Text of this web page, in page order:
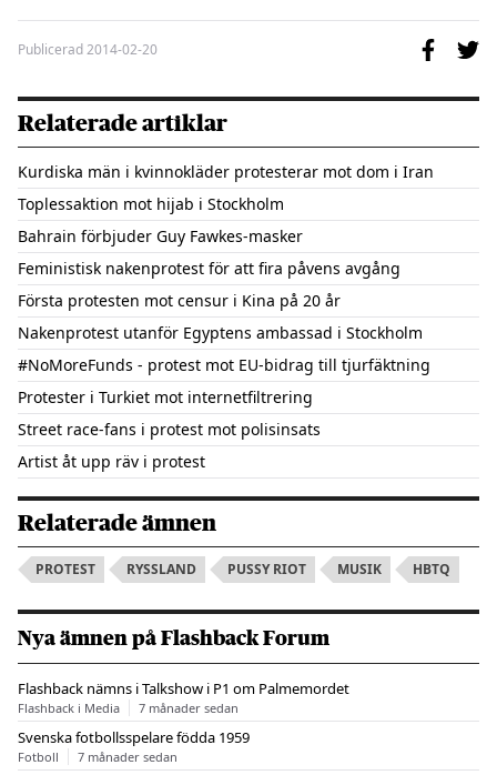
Publicerad2014-02-20
Relaterade artiklar
Kurdiska män i kvinnokläder protesterar mot dom i Iran
Toplessaktion mot hijab i Stockholm
Bahrain förbjuder Guy Fawkes-masker
Feministisk nakenprotest för att fira påvens avgång
Första protesten mot censur i Kina på 20 år
Nakenprotest utanför Egyptens ambassad i Stockholm
#NoMoreFunds - protest mot EU-bidrag till tjurfäktning
Protester i Turkiet mot internetfiltrering
Street race-fans i protest mot polisinsats
Artist åt upp räv i protest
Relaterade ämnen
PROTEST RYSSLAND PUSSY RIOT MUSIK HBTQ
Nya ämnen på Flashback Forum
Flashback nämns i Talkshow i P1 om Palmemordet
Flashback i Media 7 månader sedan
Svenska fotbollsspelare födda 1959
Fotboll 7 månader sedan